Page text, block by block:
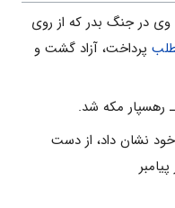
وی در جنگ بدر که از روی
پرداخت، آزاد گشت و
رهسپار مکه شد.
نشان داد، از دست